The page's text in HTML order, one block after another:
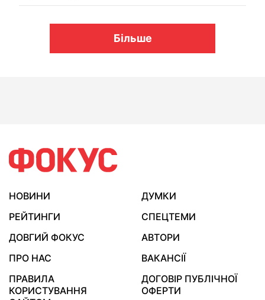
Більше
НОВИНИ
ДУМКИ
РЕЙТИНГИ
СПЕЦТЕМИ
ДОВГИЙ ФОКУС
АВТОРИ
ПРО НАС
ВАКАНСІЇ
ПРАВИЛА
КОРИСТУВАННЯ
ДОГОВІР ПУБЛІЧНОЇ
ОФЕРТИ